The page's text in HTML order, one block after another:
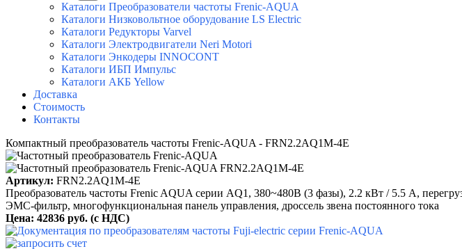
Каталоги Преобразователи частоты Frenic-AQUA
Каталоги Низковольтное оборудование LS Electric
Каталоги Редукторы Varvel
Каталоги Электродвигатели Neri Motori
Каталоги Энкодеры INNOCONT
Каталоги ИБП Импульс
Каталоги АКБ Yellow
Доставка
Стоимость
Контакты
Компактный преобразователь частоты Frenic-AQUA - FRN2.2AQ1M-4E
Артикул: FRN2.2AQ1M-4E
Преобразователь частоты Frenic AQUA серии AQ1, 380~480B (3 фазы), 2.2 кВт / 5.5 A,
ЭМС-фильтр, многофункциональная панель управления, дроссель звена постоянного тока
Цена: 42836 руб. (с НДС)